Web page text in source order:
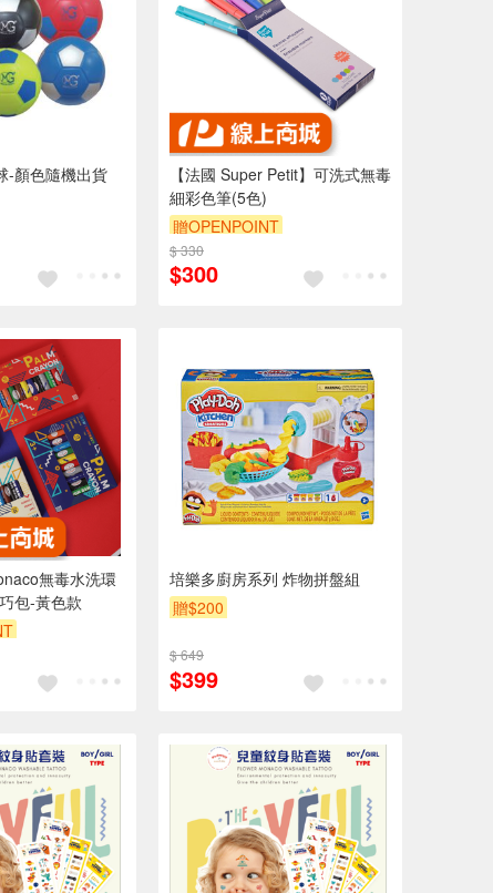
-顏色隨機出貨
【法國 Super Petit】可洗式無毒
細彩色筆(5色)
贈OPENPOINT
$ 330
$300
無毒水洗環
包-黃色款
培樂多廚房系列 炸物拼盤組
贈$200
$ 649
$399